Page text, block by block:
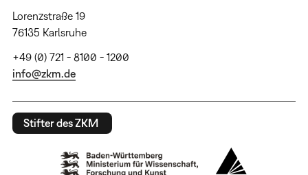
Lorenzstraße 19
76135 Karlsruhe
+49 (0) 721 - 8100 - 1200
info@zkm.de
Stifter des ZKM